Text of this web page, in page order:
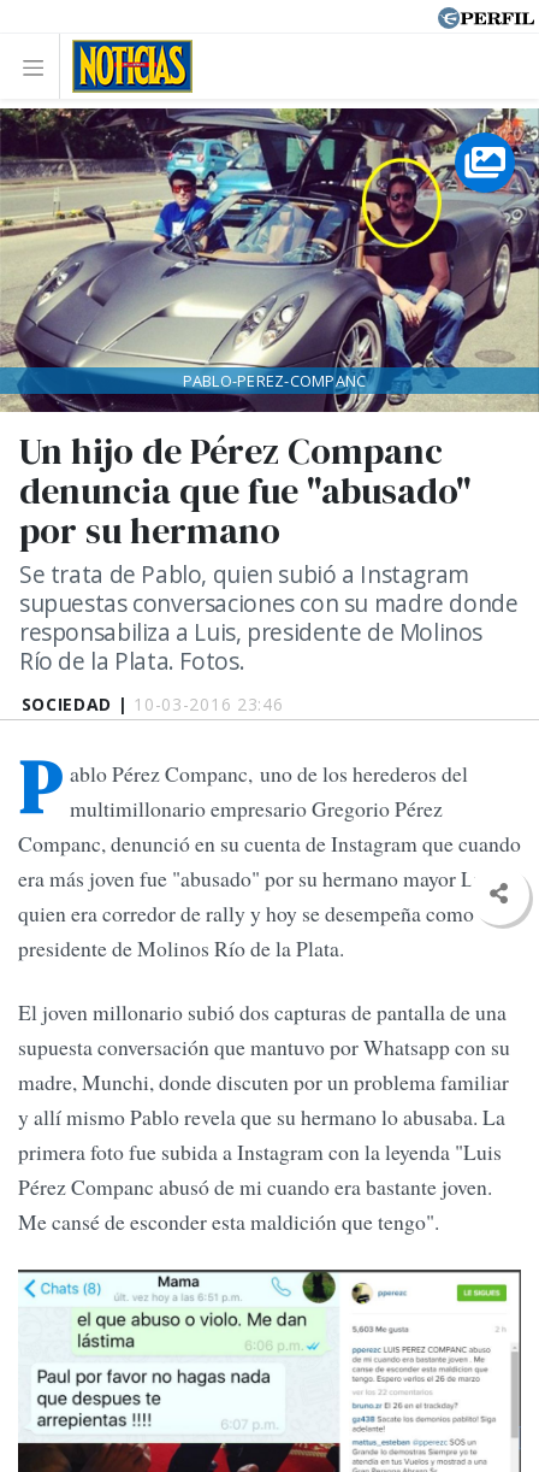
SOCIEDAD | 10-03-2016 23:46
Un hijo de Pérez Companc
denuncia que fue "abusado"
por su hermano
Se trata de Pablo, quien subió a Instagram
supuestas conversaciones con su madre donde
responsabiliza a Luis, presidente de Molinos
Río de la Plata. Fotos.
PABLO-PEREZ-COMPANC
P ablo Pérez Companc, uno de los herederos del
multimillonario empresario Gregorio Pérez
Companc, denunció en su cuenta de Instagram que cuando
era más joven fue "abusado" por su hermano mayor Luis,
quien era corredor de rally y hoy se desempeña como
presidente de Molinos Río de la Plata.
El joven millonario subió dos capturas de pantalla de una
supuesta conversación que mantuvo por Whatsapp con su
madre, Munchi, donde discuten por un problema familiar
y allí mismo Pablo revela que su hermano lo abusaba. La
primera foto fue subida a Instagram con la leyenda "Luis
Pérez Companc abusó de mi cuando era bastante joven.
Me cansé de esconder esta maldición que tengo".